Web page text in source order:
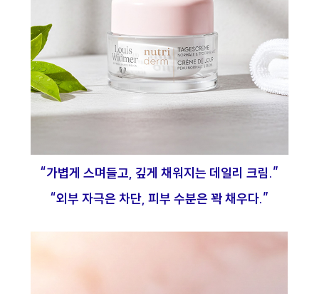
“가볍게 스며들고, 깊게 채워지는 데일리 크림.”
“외부 자극은 차단, 피부 수분은 꽉 채우다.”